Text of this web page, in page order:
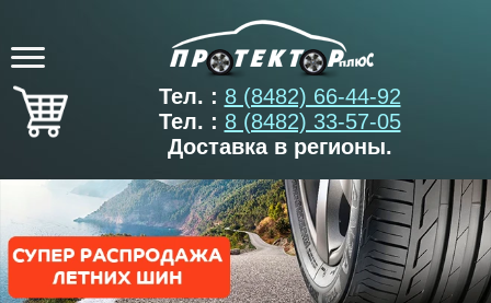
Тел. : 8 (8482) 66-44-92
Тел. : 8 (8482) 33-57-05
Доставка в регионы.